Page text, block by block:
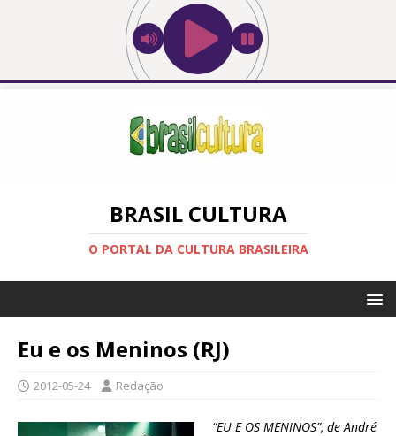
BRASIL CULTURA
O PORTAL DA CULTURA BRASILEIRA
Eu e os Meninos (RJ)
2012-05-24 Redação
“EU E OS MENINOS”, de André